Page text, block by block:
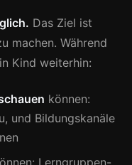
Das Ziel ist
machen. Während
Kind weiterhin:
können:
und Bildungskanäle
Lerngruppen-